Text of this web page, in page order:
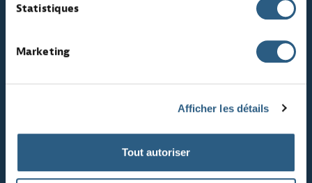
Statistiques
Marketing
Afficher les détails
Tout autoriser
Transport logistique